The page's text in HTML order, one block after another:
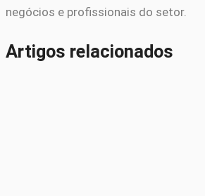
negócios e profissionais do setor.
Artigos relacionados